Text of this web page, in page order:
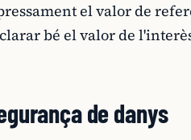
el valor de
bé el valor de
de danys